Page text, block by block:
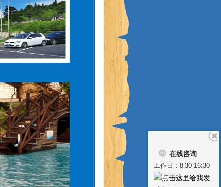
在线咨询
工作日：8:30-16:30